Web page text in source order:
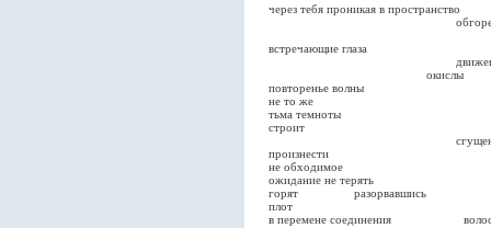
через тебя проникая в пространство
обгоревшие
встречающие глаза
движением
окислы
повторенье
не то же
тьма темноты
строит
сгущение
произнести
не обходимое
ожидание не
горят разорвавшись
плот
в перемене соединения волосы